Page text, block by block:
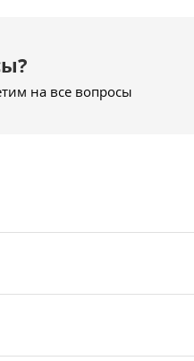
на все вопросы